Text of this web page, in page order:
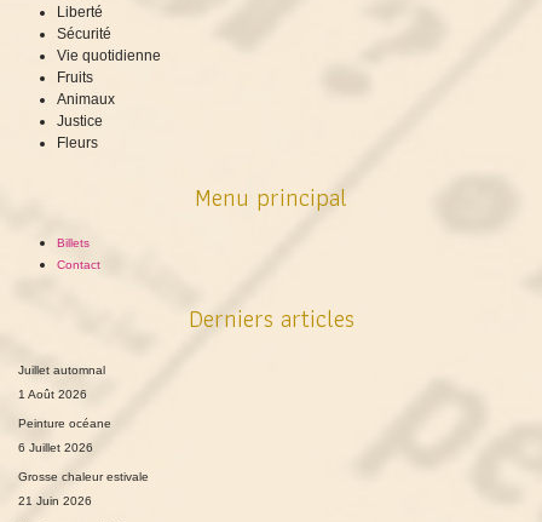
Liberté
Sécurité
Vie quotidienne
Fruits
Animaux
Justice
Fleurs
Menu principal
Billets
Contact
Derniers articles
Juillet automnal
1 Août 2026
Peinture océane
6 Juillet 2026
Grosse chaleur estivale
21 Juin 2026